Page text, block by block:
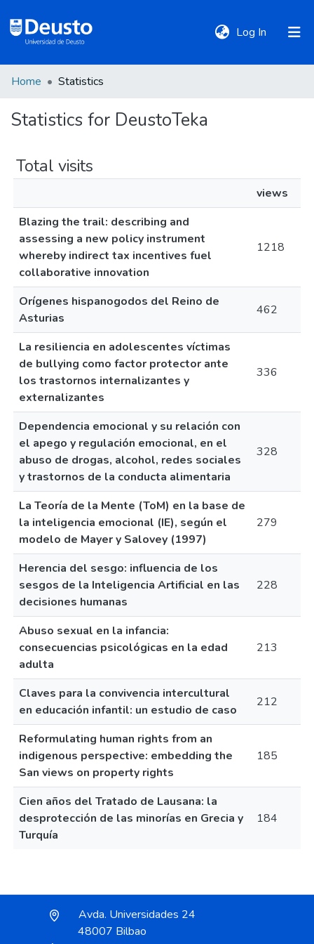
Log In (current)
&
Collections
All of DSpace
Policies
Home Statistics
Statistics for DeustoTeka
Total visits
views
Blazing the trail: describing and
assessing a new policy instrument
whereby indirect tax incentives fuel
collaborative innovation
1218
Orígenes hispanogodos del Reino de
Asturias
462
La resiliencia en adolescentes víctimas
de bullying como factor protector ante
los trastornos internalizantes y
externalizantes
336
Dependencia emocional y su relación con
el apego y regulación emocional, en el
abuso de drogas, alcohol, redes sociales
y trastornos de la conducta alimentaria
328
La Teoría de la Mente (ToM) en la base de
la inteligencia emocional (IE), según el
modelo de Mayer y Salovey (1997)
279
Herencia del sesgo: influencia de los
sesgos de la Inteligencia Artificial en las
decisiones humanas
228
Abuso sexual en la infancia:
consecuencias psicológicas en la edad
adulta
213
Claves para la convivencia intercultural
en educación infantil: un estudio de caso
212
Reformulating human rights from an
indigenous perspective: embedding the
San views on property rights
185
Cien años del Tratado de Lausana: la
desprotección de las minorías en Grecia y
Turquía
184
Avda. Universidades 24
48007 Bilbao